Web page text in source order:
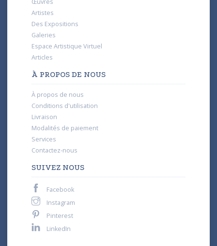
Œuvres
Artistes
Des Expositions
Galeries
Espace Artistique Virtuel
Articles
À PROPOS DE NOUS
À propos de nous
Conditions d'utilisation
Livraison
Modalités de paiement
Services
Contactez-nous
SUIVEZ NOUS
Facebook
Instagram
Pinterest
LinkedIn